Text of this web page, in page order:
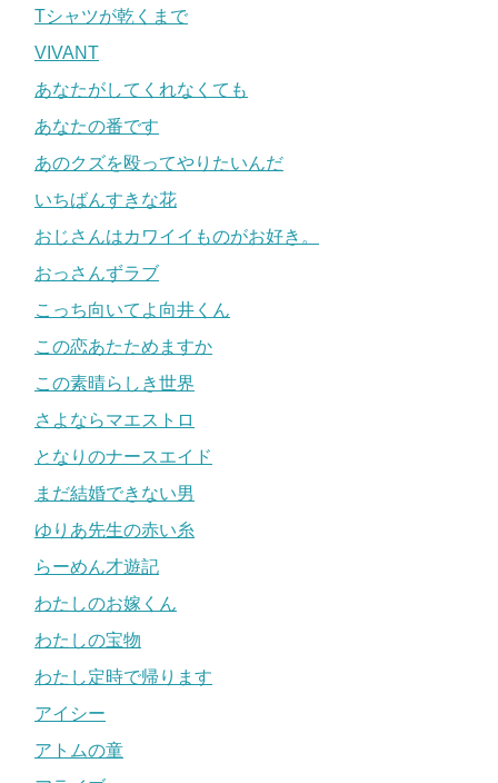
Tシャツが乾くまで
VIVANT
あなたがしてくれなくても
あなたの番です
あのクズを殴ってやりたいんだ
いちばんすきな花
おじさんはカワイイものがお好き。
おっさんずラブ
こっち向いてよ向井くん
この恋あたためますか
この素晴らしき世界
さよならマエストロ
となりのナースエイド
まだ結婚できない男
ゆりあ先生の赤い糸
らーめん才遊記
わたしのお嫁くん
わたしの宝物
わたし定時で帰ります
アイシー
アトムの童